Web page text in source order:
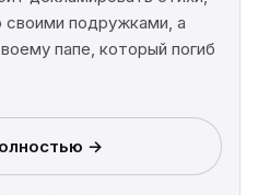
своими подружками, а
папе, который погиб
→